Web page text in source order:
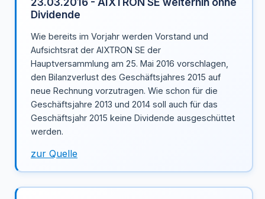
Dividende
Wie bereits im Vorjahr werden Vorstand und
Aufsichtsrat der AIXTRON SE der
Hauptversammlung am 25. Mai 2016 vorschlagen,
den Bilanzverlust des Geschäftsjahres 2015 auf
neue Rechnung vorzutragen. Wie schon für die
Geschäftsjahre 2013 und 2014 soll auch für das
Geschäftsjahr 2015 keine Dividende ausgeschüttet
werden.
zur Quelle